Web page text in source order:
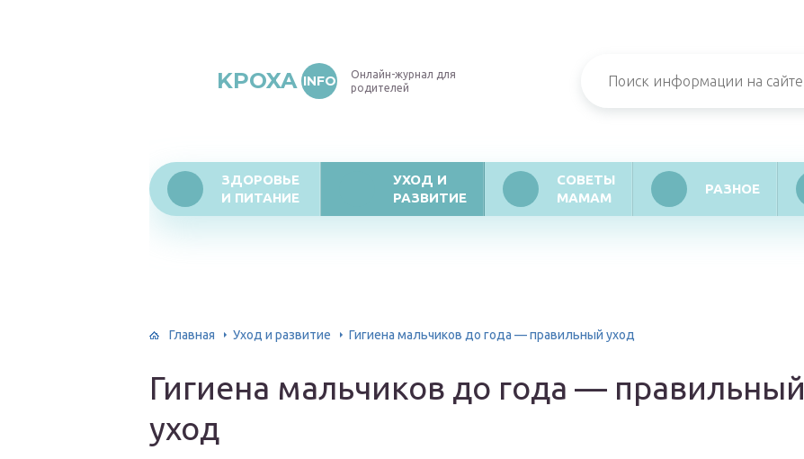
KPOXA INFO
Онлайн-журнал для
родителей
ЗДОРОВЬЕ
И ПИТАНИЕ
УХОД И
РАЗВИТИЕ
СОВЕТЫ
МАМАМ
РАЗНОЕ
Главная Уход и развитие Гигиена мальчиков до года — правильный уход
Гигиена мальчиков до года — правильный
уход